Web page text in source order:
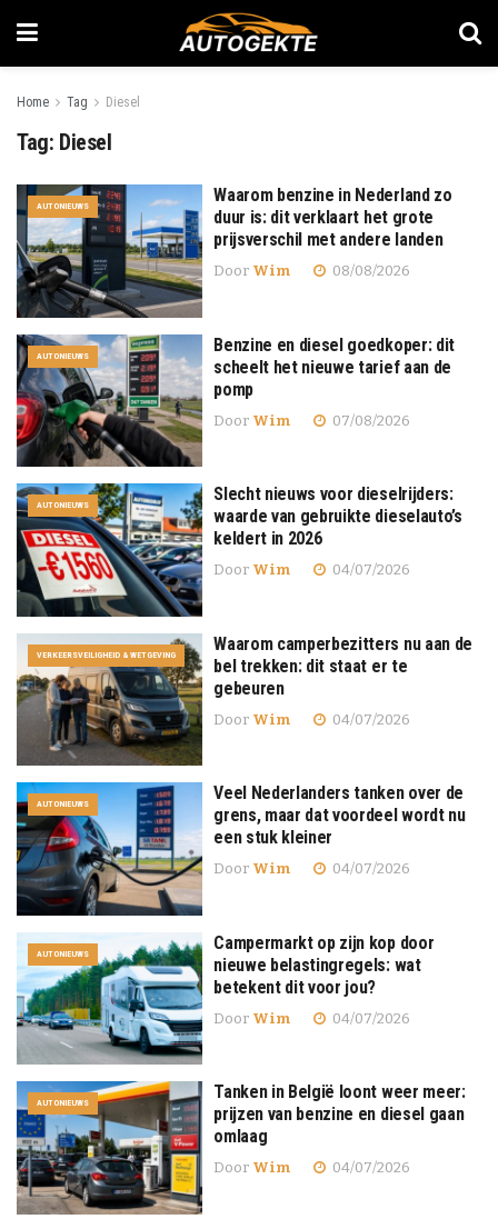
Home Tag Diesel
Tag: Diesel
AUTONIEUWS
Waarom benzine in Nederland zo
duur is: dit verklaart het grote
prijsverschil met andere landen
Door Wim 08/08/2026
AUTONIEUWS
Benzine en diesel goedkoper: dit
scheelt het nieuwe tarief aan de
pomp
Door Wim 07/08/2026
AUTONIEUWS
Slecht nieuws voor dieselrijders:
waarde van gebruikte dieselauto’s
keldert in 2026
Door Wim 04/07/2026
VERKEERSVEILIGHEID & WETGEVING
Waarom camperbezitters nu aan de
bel trekken: dit staat er te
gebeuren
Door Wim 04/07/2026
AUTONIEUWS
Veel Nederlanders tanken over de
grens, maar dat voordeel wordt nu
een stuk kleiner
Door Wim 04/07/2026
AUTONIEUWS
Campermarkt op zijn kop door
nieuwe belastingregels: wat
betekent dit voor jou?
Door Wim 04/07/2026
AUTONIEUWS
Tanken in België loont weer meer:
prijzen van benzine en diesel gaan
omlaag
Door Wim 04/07/2026